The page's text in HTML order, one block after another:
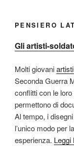
PENSIERO
Gli artisti-
Molti giovani
Seconda Guerra
conflitti con le
permettono di
Al tempo, i
l’unico modo per
esperienza. Leggi